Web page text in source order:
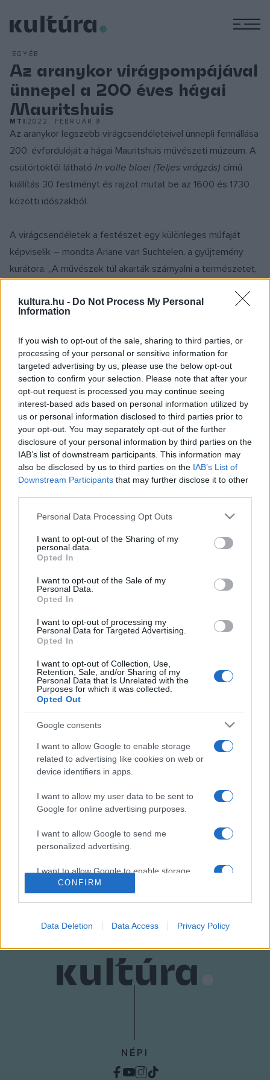
kultura.hu - Do Not Process My Personal
Information
If you wish to opt-out of the sale, sharing to third parties, or
processing of your personal or sensitive information for
targeted advertising by us, please use the below opt-out
section to confirm your selection. Please note that after your
opt-out request is processed you may continue seeing
interest-based ads based on personal information utilized by
us or personal information disclosed to third parties prior to
your opt-out. You may separately opt-out of the further
disclosure of your personal information by third parties on the
IAB’s list of downstream participants. This information may
also be disclosed by us to third parties on the IAB’s List of
Downstream Participants that may further disclose it to other
Please note that this website/app uses one or more Google
not limited to your visit or usage behaviour. You may click to
grant or deny consent to Google and its third-party tags to
use your data for below specified purposes in below Google
consent section.
Personal Data Processing Opt Outs
I want to opt-out of the Sharing of my
personal data.
Opted In
I want to opt-out of the Sale of my
Personal Data.
Opted In
I want to opt-out of processing my
Personal Data for Targeted Advertising.
Opted In
I want to opt-out of Collection, Use,
Retention, Sale, and/or Sharing of my
Personal Data that Is Unrelated with the
Purposes for which it was collected.
Opted Out
Google consents
I want to allow Google to enable storage
related to advertising like cookies on web or
device identifiers in apps.
I want to allow my user data to be sent to
Google for online advertising purposes.
I want to allow Google to send me
personalized advertising.
I want to allow Google to enable storage
related to analytics like cookies on web or
device identifiers in apps.
I want to allow Google to enable storage
related to functionality of the website or app.
I want to allow Google to enable storage
related to personalization.
CONFIRM
Data Deletion Data Access Privacy Policy
EGYÉB
Az aranykor virágpompájával
ünnepel a 200 éves hágai
Mauritshuis
MTI 2022. FEBRUÁR 9.
Az aranykor legszebb virágcsendéleteivel ünnepli fennállása
200. évfordulóját a hágai Mauritshuis művészeti múzeum. A
csütörtöktől látható In volle bloei (Teljes virágzás) című
kiállítás 30 festményt és rajzot mutat be az 1600 és 1730
közötti időszakból.
A virágcsendéletek a festészet egy különleges műfaját
képviselik – mondta Ariane van Suchtelen, a gyűjtemény
kurátora. „A művészek túl akarták szárnyalni a természetet,
hervadtak el” – fogalmazott.
A holland festők 1600-tól kezdték felfedezni maguknak a
virágokat és növényeket. Ez a lelkesedés együtt járt a
botanika térnyerésével. Kezdetben nagyon szimmetrikus
kompozíciók készültek, a virágoknak a legkisebb részleteit
is ábrázolták. Ezek lehetetlen csokrok voltak, mivel egy
vázában mutattak be olyan virágokat, melyek a
természetben sohasem nyílhattak egyszerre. Annál jobb
volt, minél több és minél ritkább fajokat festettek – mondta
van Suchtelen.
táncát alkották meg olyan festők, mint Rachel Ruysch,
Willem van Aelst és Jan Davidsz de Heem: rózsák, liliomok,
tulipánok, gyümölcsök szerepeltek képeiken. Egyre
pillangók, hernyók, méhek, szöcskék, a képzelet nem ismert
A régi holland mesterek, köztük Vermeer és Rembrandt
Hága központjában Johan Maurits főnemes palotájaként,
majd az épületet 1820-ban megvásárolta a holland állam.
Miután az első holland király, I. Vilmos felajánlotta
festménygyűjteményét, az épületet 1822-ben állami
múzeummá alakították.
In volle bloeikiállítást június 6-ig láthatja a közönség.
NÉPI